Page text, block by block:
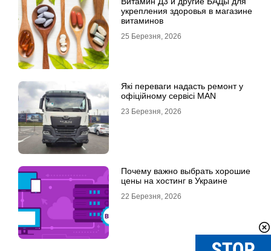
укрепления здоровья в магазине
витаминов
25 Березня, 2026
Які переваги надасть ремонт у
офіційному сервісі MAN
23 Березня, 2026
Почему важно выбрать хорошие
цены на хостинг в Украине
22 Березня, 2026